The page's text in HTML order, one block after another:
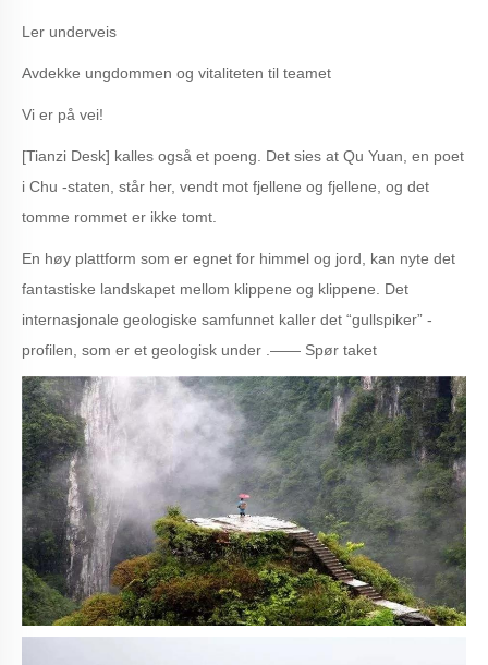
Ler underveis
Avdekke ungdommen og vitaliteten til teamet
Vi er på vei!
[Tianzi Desk] kalles også et poeng. Det sies at Qu Yuan, en poet
i Chu -staten, står her, vendt mot fjellene og fjellene, og det
tomme rommet er ikke tomt.
En høy plattform som er egnet for himmel og jord, kan nyte det
fantastiske landskapet mellom klippene og klippene. Det
internasjonale geologiske samfunnet kaller det “gullspiker” -
profilen, som er et geologisk under .—— Spør taket